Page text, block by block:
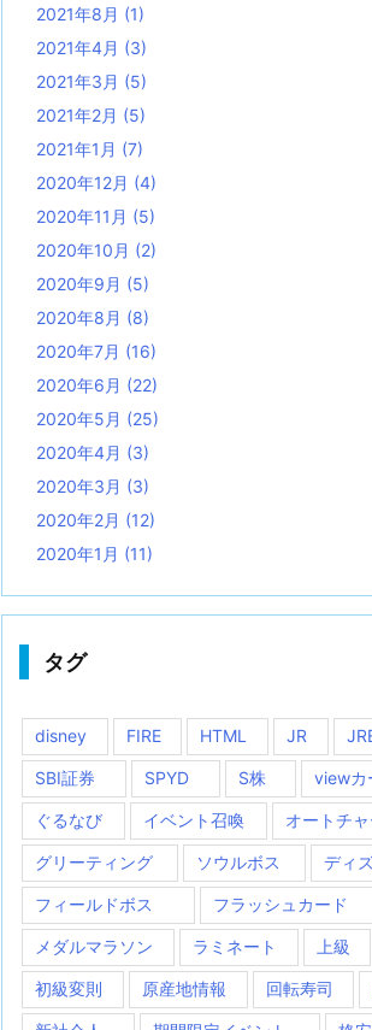
2021年8月 (1)
2021年4月 (3)
2021年3月 (5)
2021年2月 (5)
2021年1月 (7)
2020年12月 (4)
2020年11月 (5)
2020年10月 (2)
2020年9月 (5)
2020年8月 (8)
2020年7月 (16)
2020年6月 (22)
2020年5月 (25)
2020年4月 (3)
2020年3月 (3)
2020年2月 (12)
2020年1月 (11)
タグ
disney FIRE HTML JR
SBI証券 SPYD S株 viewカ
ぐるなび イベント召喚 オートチ
グリーティング ソウルボス ディ
フィールドボス フラッシュカード
メダルマラソン ラミネート 上級
初級変則 原産地情報 回転寿司